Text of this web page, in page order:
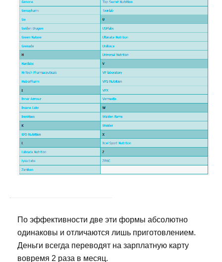
По эффективности две эти формы абсолютно
одинаковы и отличаются лишь приготовлением.
Деньги всегда переводят на зарплатную карту
вовремя 2 раза в месяц.